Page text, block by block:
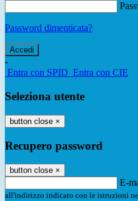
Password dimenticata?
-
Entra con SPID Entra con CIE
Seleziona utente
button close ×
Recupero password
button close ×
E-
all'indirizzo indicato con le istruzioni